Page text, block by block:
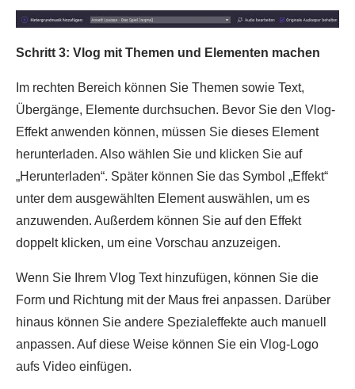
Schritt 3: Vlog mit Themen und Elementen machen
Im rechten Bereich können Sie Themen sowie Text,
Übergänge, Elemente durchsuchen. Bevor Sie den Vlog-
Effekt anwenden können, müssen Sie dieses Element
herunterladen. Also wählen Sie und klicken Sie auf
„Herunterladen“. Später können Sie das Symbol „Effekt“
unter dem ausgewählten Element auswählen, um es
anzuwenden. Außerdem können Sie auf den Effekt
doppelt klicken, um eine Vorschau anzuzeigen.
Wenn Sie Ihrem Vlog Text hinzufügen, können Sie die
Form und Richtung mit der Maus frei anpassen. Darüber
hinaus können Sie andere Spezialeffekte auch manuell
anpassen. Auf diese Weise können Sie ein Vlog-Logo
aufs Video einfügen.